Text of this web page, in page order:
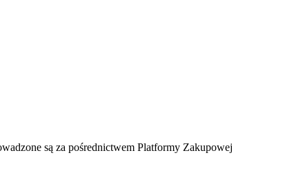
są za pośrednictwem Platformy Zakupowej